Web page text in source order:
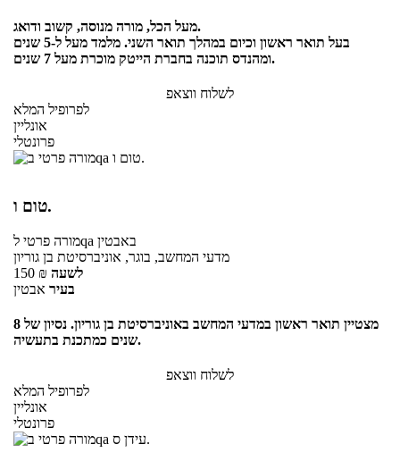
מעל הכל, מורה מנוסה, קשוב ודואג.
בעל תואר ראשון וכיום במהלך תואר השני. מלמד מעל ל-5 שנים
ומהנדס תוכנה בחברת הייטק מוכרת מעל 7 שנים.
לשלוח ווצאפ
לפרופיל המלא
אונליין
פרונטלי
טום ו.
מורה פרטילqa באבטין
מדעי המחשב, בוגר, אוניברסיטת בן גוריון
150 ₪ לשעה
בעיר אבטין
מצטיין תואר ראשון במדעי המחשב באוניברסיטת בן גוריון. נסיון של 8
שנים כמתכנת בתעשיה.
לשלוח ווצאפ
לפרופיל המלא
אונליין
פרונטלי